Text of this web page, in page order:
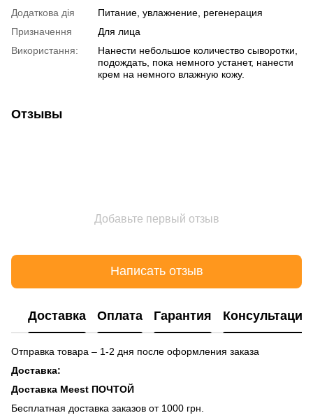
Додаткова дія
Питание, увлажнение, регенерация
Призначення
Для лица
Використання:
Нанести небольшое количество сыворотки,
подождать, пока немного устанет, нанести
крем на немного влажную кожу.
Отзывы
Добавьте первый отзыв
Написать отзыв
Доставка Оплата Гарантия Консультация
Отправка товара – 1-2 дня после оформления заказа
Доставка:
Доставка Meest ПОЧТОЙ
Бесплатная доставка заказов от 1000 грн.